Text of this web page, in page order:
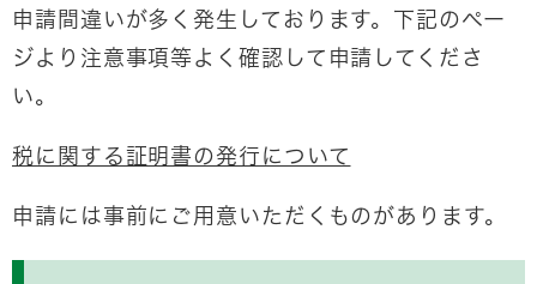
申請間違いが多く発生しております。下記のペー
ジより注意事項等よく確認して申請してくださ
い。
税に関する証明書の発行について
申請には事前にご用意いただくものがあります。